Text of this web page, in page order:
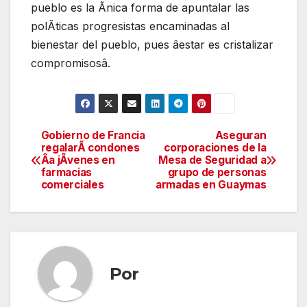
pueblo es la Ãnica forma de apuntalar las
polÃticas progresistas encaminadas al
bienestar del pueblo, pues âestar es cristalizar
compromisosâ.
Navegación
de
Aseguran
corporaciones de la
Mesa de Seguridad a
grupo de personas
armadas en Guaymas
Gobierno de Francia
regalarÃ condones
Âa jÃvenes en
farmacias
comerciales
Por